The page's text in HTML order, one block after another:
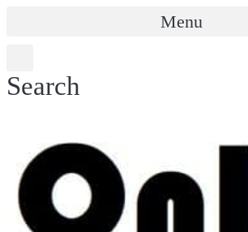
Menu
Search